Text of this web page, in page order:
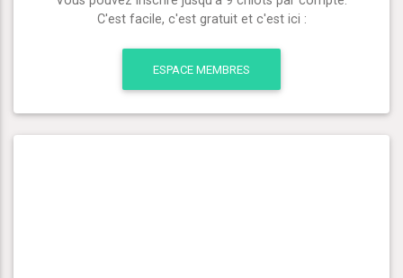
C'est facile, c'est gratuit et c'est ici :
ESPACE MEMBRES